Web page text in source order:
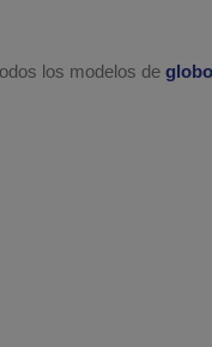
los modelos de